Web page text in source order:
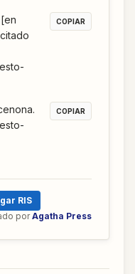
COPIAR
COPIAR
RIS
por Agatha Press